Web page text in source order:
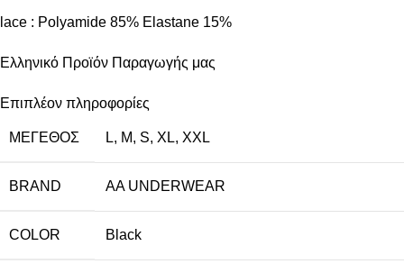
lace : Polyamide 85% Elastane 15%
Ελληνικό Προϊόν Παραγωγής μας
Επιπλέον πληροφορίες
ΜΈΓΕΘΟΣ L, M, S, XL, XXL
BRAND AA UNDERWEAR
COLOR Black